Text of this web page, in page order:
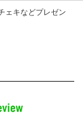
ェキなどプレゼン